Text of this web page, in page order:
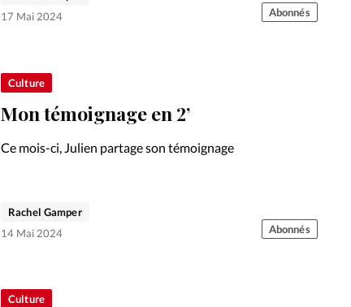
17 Mai 2024
Abonnés
Culture
Mon témoignage en 2’
Ce mois-ci, Julien partage son témoignage
Rachel Gamper
14 Mai 2024
Abonnés
Culture